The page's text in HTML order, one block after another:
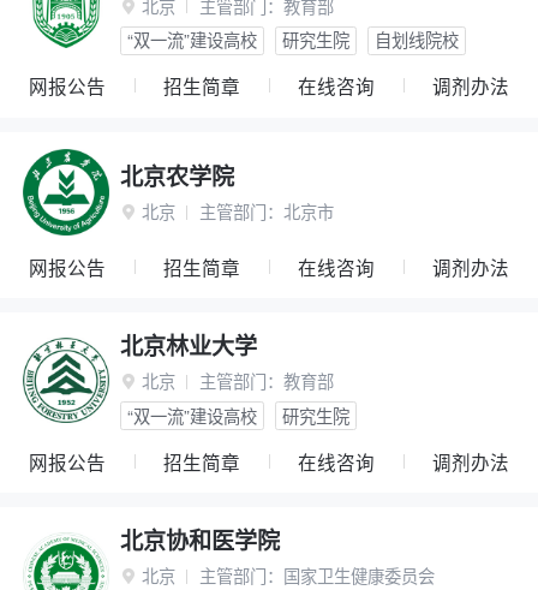
 北京 主管部门： 教育部
“双一流”建设高校
研究生院 自划线院校
网报公告 招生简章 在线咨询 调剂办法
北京农学院
 北京 主管部门： 北京市
网报公告 招生简章 在线咨询 调剂办法
北京林业大学
 北京 主管部门： 教育部
“双一流”建设高校
研究生院
网报公告 招生简章 在线咨询 调剂办法
北京协和医学院
 北京 主管部门： 国家卫生健康委员会